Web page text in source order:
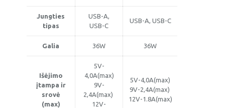
Jungties
tipas
USB-A,
USB-C
USB-A, USB-C
Galia 36W 36W
Išėjimo
įtampa ir
srovė
(max)
5V-
4,0A(max)
9V-
2,4A(max)
12V-
5V-4,0A(max)
9V-2,4A(max)
12V-1.8A(max)